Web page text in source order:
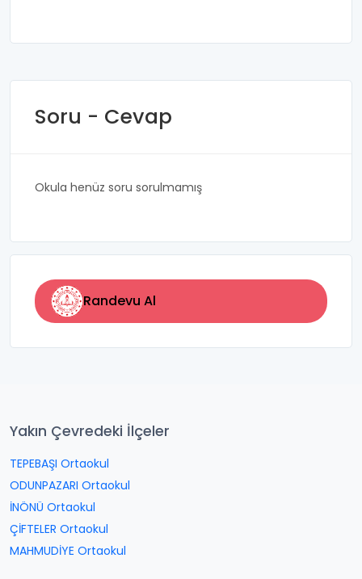
Soru - Cevap
Okula henüz soru sorulmamış
Randevu Al
Yakın Çevredeki İlçeler
TEPEBAŞI Ortaokul
ODUNPAZARI Ortaokul
İNÖNÜ Ortaokul
ÇİFTELER Ortaokul
MAHMUDİYE Ortaokul